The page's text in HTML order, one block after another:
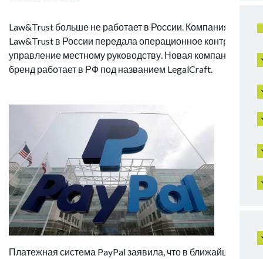
Law&Trust больше не работает в России. Компания
Law&Trust в России передала операционное контроль и
управление местному руководству. Новая компания и
бренд работает в РФ под названием LegalCraft.
Платежная система PayPal заявила, что в ближайшее